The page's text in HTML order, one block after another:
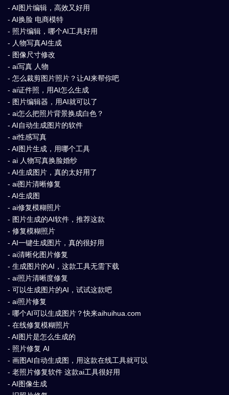
- AI图片编辑，高效又好用
- AI换脸 电商模特
- 照片编辑，哪个AI工具好用
- 人物写真AI生成
- 图像尺寸修改
- ai写真 人物
- 怎么裁剪图片照片？让AI来帮你吧
- ai证件照，用AI怎么生成
- 图片编辑器，用AI就可以了
- ai怎么把照片背景换成白色？
- AI自动生成图片的软件
- ai性感写真
- AI图片生成，用哪个工具
- ai 人物写真换脸婚纱
- AI生成图片，真的太好用了
- ai图片清晰修复
- AI生成图
- ai修复模糊照片
- 图片生成的AI软件，推荐这款
- 修复模糊照片
- AI一键生成图片，真的很好用
- ai清晰化图片修复
- 生成图片的AI，这款工具无需下载
- ai照片清晰度修复
- 可以生成图片的AI，试试这款吧
- ai照片修复
- 哪个AI可以生成图片？快来aihuihua.com
- 在线修复模糊照片
- AI图片是怎么生成的
- 照片修复 AI
- 画图AI自动生成图，用这款在线工具就可以
- 老照片修复软件 这款ai工具很好用
- AI图像生成